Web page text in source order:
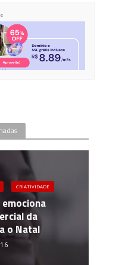
CRIATIVIDADE
da
o Natal